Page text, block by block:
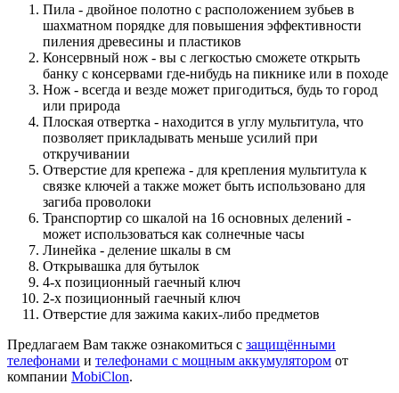
Пила - двойное полотно с расположением зубьев в
шахматном порядке для повышения эффективности
пиления древесины и пластиков
Консервный нож - вы с легкостью сможете открыть
банку с консервами где-нибудь на пикнике или в походе
Нож - всегда и везде может пригодиться, будь то город
или природа
Плоская отвертка - находится в углу мультитула, что
позволяет прикладывать меньше усилий при
откручивании
Отверстие для крепежа - для крепления мультитула к
связке ключей а также может быть использовано для
загиба проволоки
Транспортир со шкалой на 16 основных делений -
может использоваться как солнечные часы
Линейка - деление шкалы в см
Открывашка для бутылок
4-х позиционный гаечный ключ
2-х позиционный гаечный ключ
Отверстие для зажима каких-либо предметов
Предлагаем Вам также ознакомиться с защищёнными
телефонами и телефонами с мощным аккумулятором от
компании MobiClon.